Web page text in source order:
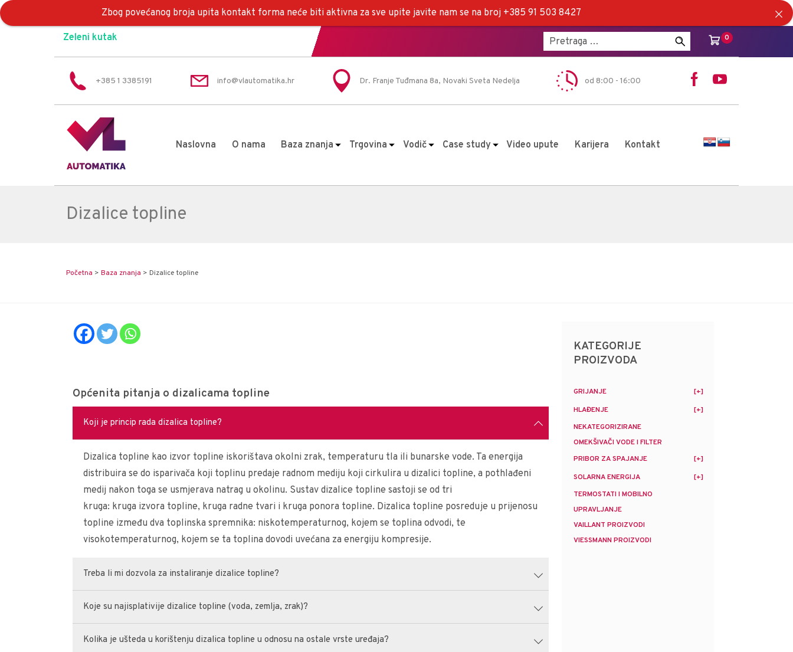
Zeleni kutak Pretraži: 0
+385 1 3385191 info@vlautomatika.hr Dr. Franje Tuđmana 8a, Novaki Sveta Nedelja od 8:00 - 16:00
Naslovna O nama Baza znanja Trgovina Vodič Case study Video upute Karijera Kontakt
Dizalice topline
Početna > Baza znanja > Dizalice topline
Općenita pitanja o dizalicama topline
Koji je princip rada dizalica topline?
Dizalica topline kao izvor topline iskorištava okolni zrak, temperaturu tla ili bunarske vode. Ta energija
distribuira se do isparivača koji toplinu predaje radnom mediju koji cirkulira u dizalici topline, a pothlađeni
medij nakon toga se usmjerava natrag u okolinu. Sustav dizalice topline sastoji se od tri
kruga: kruga izvora topline, kruga radne tvari i kruga ponora topline. Dizalica topline posreduje u prijenosu
topline između dva toplinska spremnika: niskotemperaturnog, kojem se toplina odvodi, te
visokotemperaturnog, kojem se ta toplina dovodi uvećana za energiju kompresije.
Treba li mi dozvola za instaliranje dizalice topline?
Koje su najisplativije dizalice topline (voda, zemlja, zrak)?
Kolika je ušteda u korištenju dizalica topline u odnosu na ostale vrste uređaja?
KATEGORIJE
PROIZVODA
GRIJANJE
HLAĐENJE
NEKATEGORIZIRANE
OMEKŠIVAČI VODE I FILTER
PRIBOR ZA SPAJANJE
SOLARNA ENERGIJA
TERMOSTATI I MOBILNO
UPRAVLJANJE
VAILLANT PROIZVODI
VIESSMANN PROIZVODI
Zbog povećanog broja upita kontakt forma neće biti aktivna za sve upite javite nam se na broj +385 91 503 8427